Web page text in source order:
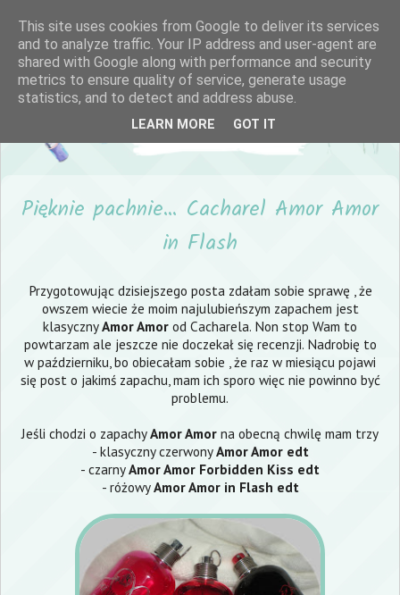
Pięknie pachnie... Cacharel Amor Amor
in Flash
Przygotowując dzisiejszego posta zdałam sobie sprawę , że
owszem wiecie że moim najulubieńszym zapachem jest
klasycznyAmor Amor od Cacharela. Non stop Wam to
powtarzam ale jeszcze nie doczekał się recenzji. Nadrobię to
w październiku, bo obiecałam sobie , że raz w miesiącu pojawi
się post o jakimś zapachu, mam ich sporo więc nie powinno być
problemu.
Jeśli chodzi o zapachyAmor Amor na obecną chwilę mam trzy
- klasyczny czerwonyAmor Amor edt
- czarnyAmor Amor Forbidden Kiss edt
- różowyAmor Amor in Flash edt
This site uses cookies from Google to deliver its services
and to analyze traffic. Your IP address and user-agent are
shared with Google along with performance and security
metrics to ensure quality of service, generate usage
statistics, and to detect and address abuse.
LEARN MORE GOT IT